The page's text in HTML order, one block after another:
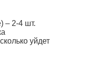
– 2-4 шт.
уйдет